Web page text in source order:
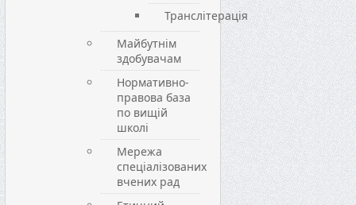
Транслітерація
Майбутнім
здобувачам
Нормативно-
правова база
по вищій
школі
Мережа
спеціалізованих
вчених рад